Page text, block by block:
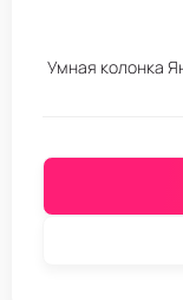
Умная колонка